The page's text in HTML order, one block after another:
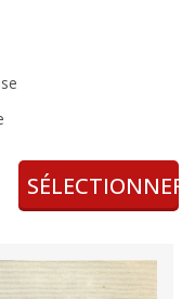
SÉLECTIONNER